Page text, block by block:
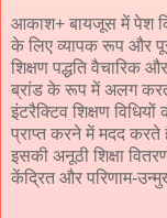
आकाश+ बायजूस में पेश
के लिए व्यापक रूप और
शिक्षण पद्धति वैचारिक
ब्रांड के रूप में अलग
इंटरैक्टिव शिक्षण
प्राप्त करने में मदद
इसकी अनूठी शिक्षा
केंद्रित और परिणाम-